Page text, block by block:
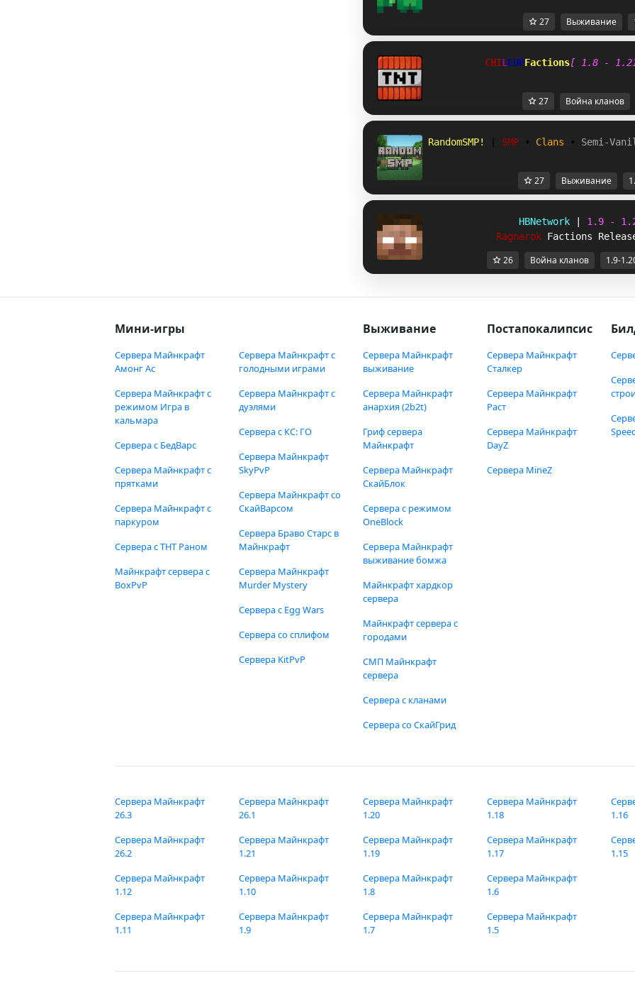
27 Выживание
CHIL EUPFactions[ 1.8 -
27 Война кланов
RandomSMP! SMP • Clans • Semi-
27 Выживание
HBNetwork
1.9 -
Ragnarok Factions
26 Война кланов 1.9-
Мини-игры
Сервера Майнкрафт
Амонг Ас
Сервера Майнкрафт с
режимом Игра в
кальмара
Сервера с БедВарс
Сервера Майнкрафт с
прятками
Сервера Майнкрафт с
паркуром
Сервера с ТНТ Раном
Майнкрафт сервера с
BoxPvP
Сервера Майнкрафт с
голодными играми
Сервера Майнкрафт с
дуэлями
Сервера с КС: ГО
Сервера Майнкрафт
SkyPvP
Сервера Майнкрафт со
СкайВарсом
Сервера Браво Старс в
Майнкрафт
Сервера Майнкрафт
Murder Mystery
Сервера с Egg Wars
Сервера со сплифом
Сервера KitPvP
Выживание
Сервера Майнкрафт
выживание
Сервера Майнкрафт
анархия (2b2t)
Гриф сервера
Майнкрафт
Сервера Майнкрафт
СкайБлок
Сервера с режимом
OneBlock
Сервера Майнкрафт
выживание бомжа
Майнкрафт хардкор
сервера
Майнкрафт сервера с
городами
СМП Майнкрафт
сервера
Сервера с кланами
Сервера со СкайГрид
Постапокалипсис
Сервера Майнкрафт
Сталкер
Сервера Майнкрафт
Раст
Сервера Майнкрафт
DayZ
Сервера MineZ
Сервера Майнкрафт
26.3
Сервера Майнкрафт
26.2
Сервера Майнкрафт
26.1
Сервера Майнкрафт
1.21
Сервера Майнкрафт
1.20
Сервера Майнкрафт
1.19
Сервера Майнкрафт
1.18
Сервера Майнкрафт
1.17
1.16
1.15
Сервера Майнкрафт
1.12
Сервера Майнкрафт
1.11
Сервера Майнкрафт
1.10
Сервера Майнкрафт
1.9
Сервера Майнкрафт
1.8
Сервера Майнкрафт
1.7
Сервера Майнкрафт
1.6
Сервера Майнкрафт
1.5